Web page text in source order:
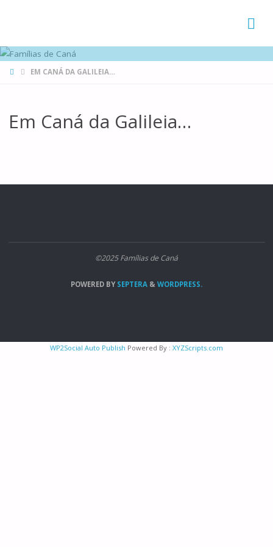
HOMEEM CANÁ DA GALILEIA…
Em Caná da Galileia…
©2025 Famílias de Caná
POWERED BYSEPTERA & WORDPRESS.
WP2Social Auto Publish Powered By : XYZScripts.com